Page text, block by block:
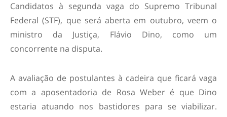
Candidatos à segunda vaga do Supremo Tribunal
Federal (STF), que será aberta em outubro, veem o
ministro da Justiça, Flávio Dino, como um
concorrente na disputa.
A avaliação de postulantes à cadeira que ficará vaga
com a aposentadoria de Rosa Weber é que Dino
estaria atuando nos bastidores para se viabilizar.